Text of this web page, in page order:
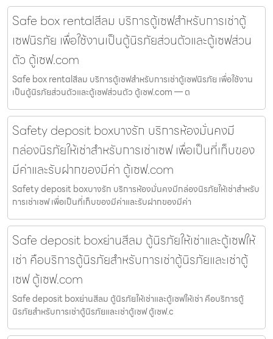
Safe box rentalสีลม บริการตู้เซฟสำหรับการเช่าตู้
เซฟนิรภัย เพื่อใช้งานเป็นตู้นิรภัยส่วนตัวและตู้เซฟส่วน
ตัว ตู้เซฟ.com
Safe box rentalสีลม บริการตู้เซฟสำหรับการเช่าตู้เซฟนิรภัย เพื่อใช้งาน
เป็นตู้นิรภัยส่วนตัวและตู้เซฟส่วนตัว ตู้เซฟ.com — ต
Safety deposit boxบางรัก บริการห้องมั่นคงมี
กล่องนิรภัยให้เช่าสำหรับการเช่าเซฟ เพื่อเป็นที่เก็บของ
มีค่าและรับฝากของมีค่า ตู้เซฟ.com
Safety deposit boxบางรัก บริการห้องมั่นคงมีกล่องนิรภัยให้เช่าสำหรับ
การเช่าเซฟ เพื่อเป็นที่เก็บของมีค่าและรับฝากของมีค่า
Safe deposit boxย่านสีลม ตู้นิรภัยให้เช่าและตู้เซฟให้
เช่า คือบริการตู้นิรภัยสำหรับการเช่าตู้นิรภัยและเช่าตู้
เซฟ ตู้เซฟ.com
Safe deposit boxย่านสีลม ตู้นิรภัยให้เช่าและตู้เซฟให้เช่า คือบริการตู้
นิรภัยสำหรับการเช่าตู้นิรภัยและเช่าตู้เซฟ ตู้เซฟ.c